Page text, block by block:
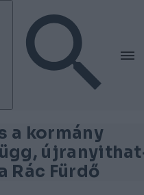
a kormány
Rác Fürdő